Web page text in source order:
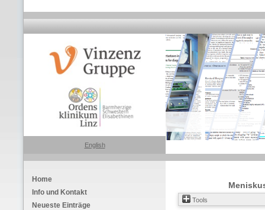
English
Home
Info und Kontakt
Neueste Einträge
Tools